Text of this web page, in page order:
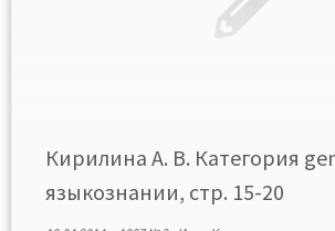
Кирилина А. В. Категория
языкознании, стр. 15-20